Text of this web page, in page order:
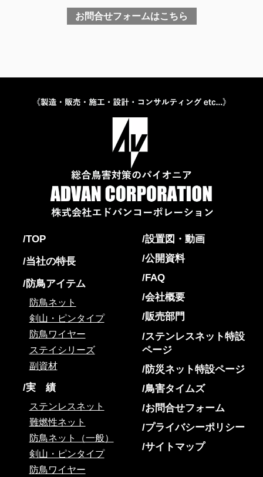
お問合せフォームはこちら
TOP
当社の特長
防鳥アイテム
防鳥ネット
剣山・ピンタイプ
防鳥ワイヤー
ステイシリーズ
副資材
実 績
ステンレスネット
難燃性ネット
防鳥ネット（一般）
剣山・ピンタイプ
防鳥ワイヤー
設置図・動画
公開資料
FAQ
会社概要
販売部門
ステンレスネット特設
ページ
防災ネット特設ページ
鳥害タイムズ
お問合せフォーム
プライバシーポリシー
サイトマップ